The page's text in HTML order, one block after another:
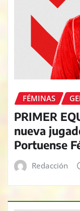
FÉMINAS
PRIMER
nueva
Portuense
Redacción